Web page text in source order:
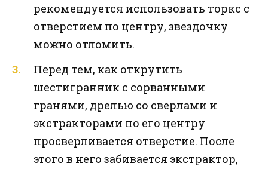
рекомендуется использовать торкс с
отверстием по центру, звездочку
можно отломить.
Перед тем, как открутить
шестигранник с сорванными
гранями, дрелью со сверлами и
экстракторами по его центру
просверливается отверстие. После
этого в него забивается экстрактор,